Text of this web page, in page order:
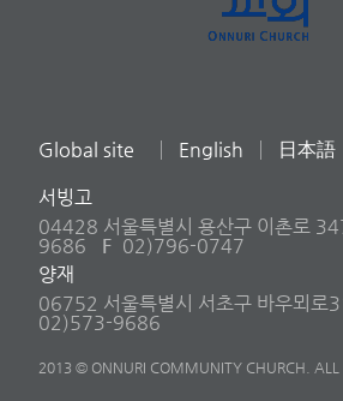
Global site English 日本語
서빙고
04428 서울특별시 용산구 이촌로
9686
F 02)796-0747
양재
06752 서울특별시 서초구 바우뫼로
02)573-9686
2013 © ONNURI COMMUNITY CHURCH. ALL